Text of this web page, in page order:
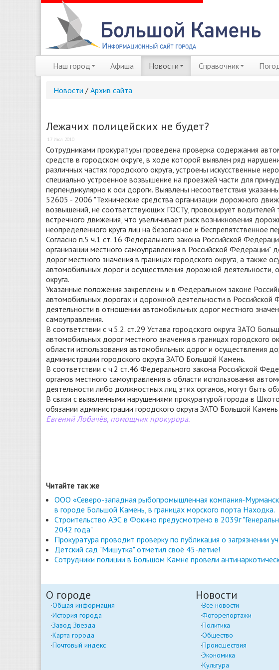
Наш город Афиша Новости Справочник
Новости / Архив сайта
Лежачих полицейских не будет?
17 Июл 2010
Сотрудниками прокуратуры проведена проверка содержания
средств в городском округе, в ходе которой выявлен ряд
различных частях городского округа, устроены искусственные
специально устроенное возвышение на проезжей части для
перпендикулярно к оси дороги. Выявлены несоответствия
52605 - 2006 "Технические средства организации дорожного
возвышений, не соответствующих ГОСТу, провоцирует
встречного движения, что увеличивает риск возникновения
неопределенного круга лиц на безопасное и беспрепятственное
Согласно п.5 ч.1 ст. 16 Федерального закона Российской
организации местного самоуправления в Российской
дорог местного значения в границах городского округа, а также
автомобильных дорог и осуществления дорожной деятельности,
округа.
Указанные положения закреплены и в Федеральном законе
автомобильных дорогах и дорожной деятельности в
деятельности в отношении автомобильных дорог местного
самоуправления.
В соответствии с ч.5.2. ст.29 Устава городского округа ЗАТО
автомобильных дорог местного значения в границах городского
области использования автомобильных дорог и осуществления
администрации городского округа ЗАТО Большой Камень.
В соответствии с ч.2 ст.46 Федерального закона Российской
органов местного самоуправления в области использования
деятельности либо должностных лиц этих органов, могут быть
В связи с выявленными нарушениями прокуратурой города в
обязании администрации городского округа ЗАТО Большой
Евгений Лобачёв, помощник прокурора.
Читайте так же
ООО «Северо-западная рыбопромышленная компания-
в городе Большой Камень, в границах морского порта Находка.
Строительство АЭС в Фокино предусмотрено в 2039г
2042 года"
Прокуратура проводит проверку по публикация о загрязнении
Детский сад "Мишутка" отметил своё 45-летие!
Сотрудники полиции в Большом Камне провели
О городе
Общая информация
История города
Завод Звезда
Карта города
Почтовый индекс
Новости
Все новости
Фоторепортажи
Политика
Общество
Происшествия
Экономика
Культура